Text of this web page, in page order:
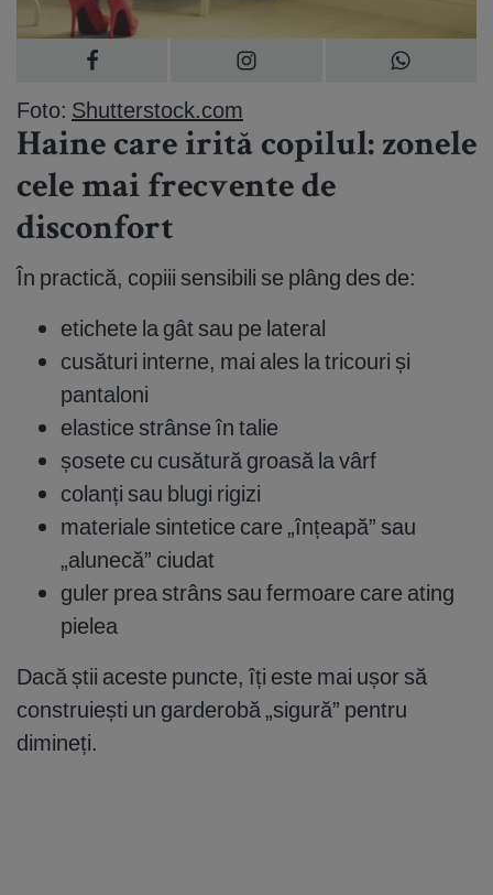
Foto: Shutterstock.com
Haine care irită copilul: zonele
cele mai frecvente de
disconfort
În practică, copiii sensibili se plâng des de:
etichete la gât sau pe lateral
cusături interne, mai ales la tricouri și
pantaloni
elastice strânse în talie
șosete cu cusătură groasă la vârf
colanți sau blugi rigizi
materiale sintetice care „înțeapă” sau
„alunecă” ciudat
guler prea strâns sau fermoare care ating
pielea
Dacă știi aceste puncte, îți este mai ușor să
construiești un garderobă „sigură” pentru
dimineți.